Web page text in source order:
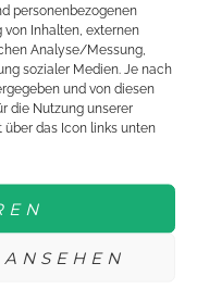
personenbezogenen
von Inhalten, externen
Analyse/Messung,
sozialer Medien. Je nach
und von diesen
die Nutzung unserer
das Icon links unten
VON: